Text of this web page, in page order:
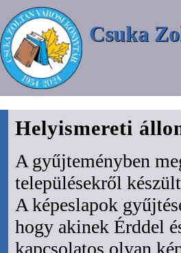
Csuka
Helyismereti
A gyűjteményben
településekről
A képeslapok
hogy akinek Érddel
kapcsolatos olyan